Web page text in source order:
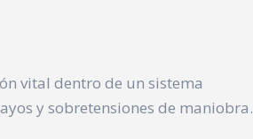
vital dentro de un sistema
y sobretensiones de maniobra.